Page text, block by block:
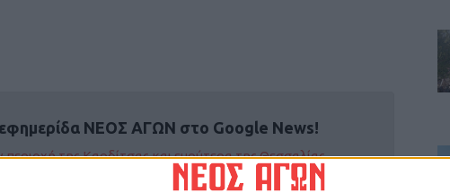
ΝΕΟΣ ΑΓΩΝ στο Google News!
περιοχή της Καρδίτσας και ευρύτερα της Θεσσαλίας